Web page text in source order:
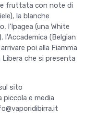
fruttata con note di
la blanche
l'Ipagea (una White
l'Accademica (Belgian
poi alla Fiamma
Libera che si presenta
sito
piccola e media